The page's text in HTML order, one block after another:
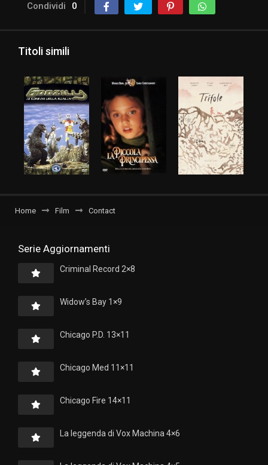
Condividi 0
Titoli simili
Home Film Contact
Serie Aggiornamenti
Criminal Record 2×8
Widow’s Bay 1×9
Chicago P.D. 13×11
Chicago Med 11×11
Chicago Fire 14×11
La leggenda di Vox Machina 4×6